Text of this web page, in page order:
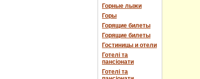
Горные лыжи
Горы
Горящие билеты
Горящие билеты
Гостиницы и отели
Готелі та
пансіонати
Готелі та